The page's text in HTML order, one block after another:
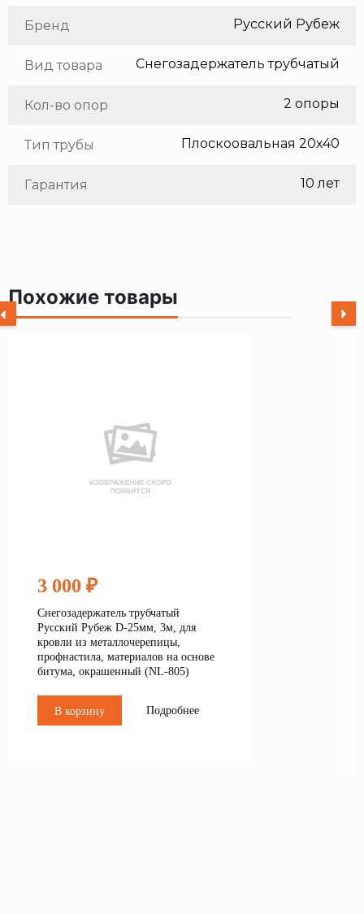
Бренд Русский Рубеж
Вид товара Снегозадержатель трубчатый
Кол-во опор 2 опоры
Тип трубы Плоскоовальная 20х40
Гарантия 10 лет
Похожие товары
3 000 ₽
Снегозадержатель трубчатый
Русский Рубеж D-25мм, 3м, для
кровли из металлочерепицы,
профнастила, материалов на основе
битума, окрашенный (NL-805)
В корзину Подробнее